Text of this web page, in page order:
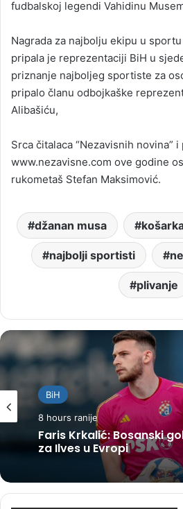
fudbalskoj legendi Vahidinu
Nagrada za najbolju ekipu u
pripala je reprezentaciji BiH u
priznanje najboljeg sportiste za
pripalo članu odbojkaške
Alibašiću,
Srca čitalaca “Nezavisnih novina”
www.nezavisne.com ove godine
rukometaš Stefan Maksimović.
džanan musa
najbolji sportisti
plivanje
BiH
8 hours ranije
Faris Krkalić: Bosanski
za Ilves u Evropi